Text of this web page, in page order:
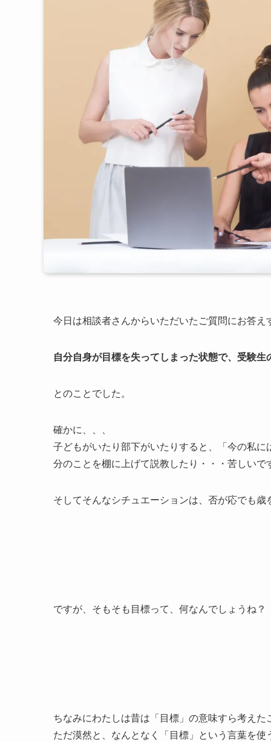
今日は相談者さんからいただいたご質問にお答
自分自身が目標を失ってしまった状態で、受験
とのことでした。
確かに、、、
子どもがいたり部下がいたりすると、「今の私
分のことを棚に上げて説教したり・・・苦しいで
そしてそんなシチュエーションは、否が応でも
ですが、そもそも目標って、何なんでしょうね？
ちなみにわたしは昔は「目標」の意味すら考え
ただ漠然と、なんとなく「目標」という言葉を使